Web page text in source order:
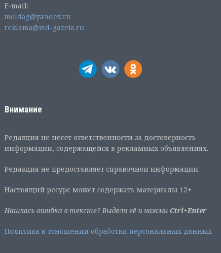
E-mail:
moldag@yandex.ru
reklama@md-gazeta.ru
Внимание
Редакция не несет ответственности за достоверность
информации, содержащейся в рекламных объявлениях.
Редакция не предоставляет справочной информации.
Настоящий ресурс может содержать материалы 12+
Нашлась ошибка в тексте? Выдели её и нажми Ctrl+Enter
Политика в отношении обработки персональных данных